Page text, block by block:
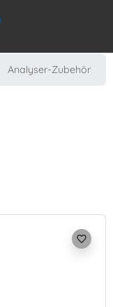
Analyser-Zubehör
favorite_border